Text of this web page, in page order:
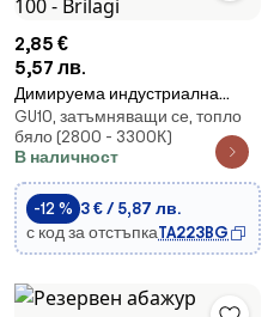
2,85 €
5,57 лв.
Димируема индустриална
крушка GU10/28W/230V 2700K
CRI 100 - Brilagi
GU10, затъмняващи се, топло
бяло (2800 - 3300К)
В наличност
-12 % 3 € / 5,87 лв.
с код за отстъпкаTA223BG